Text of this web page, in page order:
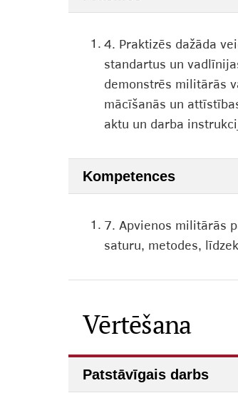
1. 4. Praktizēs dažāda
standartus un
demonstrēs militārās
mācīšanās un
aktu un darba
Kompetences
1. 7. Apvienos militārās
saturu, metodes,
Vērtēšana
Patstāvīgais darbs